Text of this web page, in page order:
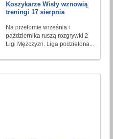
Koszykarze Wisły wznowią
treningi 17 sierpnia
Na przełomie września i
października ruszą rozgrywki 2
Ligi Mężczyzn. Liga podzielona...